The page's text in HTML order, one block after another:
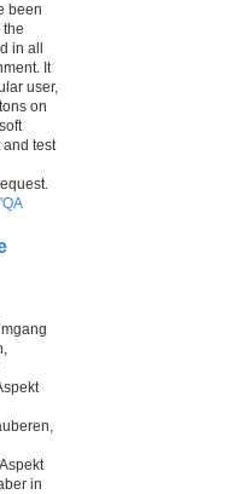
been
in all
It
user,
on
test
in